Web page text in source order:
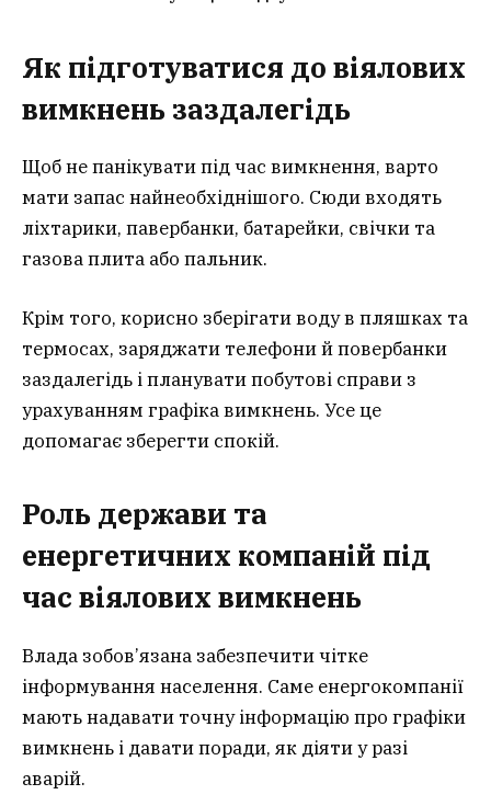
Як підготуватися до віялових
вимкнень заздалегідь
Щоб не панікувати під час вимкнення, варто
мати запас найнеобхіднішого. Сюди входять
ліхтарики, павербанки, батарейки, свічки та
газова плита або пальник.
Крім того, корисно зберігати воду в пляшках та
термосах, заряджати телефони й повербанки
заздалегідь і планувати побутові справи з
урахуванням графіка вимкнень. Усе це
допомагає зберегти спокій.
Роль держави та
енергетичних компаній під
час віялових вимкнень
Влада зобов’язана забезпечити чітке
інформування населення. Саме енергокомпанії
мають надавати точну інформацію про графіки
вимкнень і давати поради, як діяти у разі
аварій.